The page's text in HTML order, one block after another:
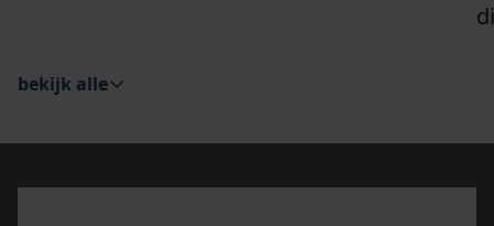
bekijk alle